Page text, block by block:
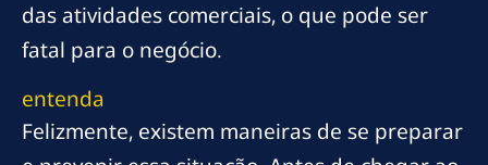
das atividades comerciais, o que pode ser
fatal para o negócio.
entenda
Felizmente, existem maneiras de se preparar